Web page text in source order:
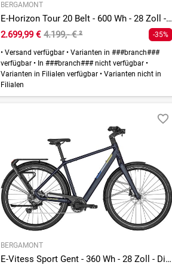
BERGAMONT
E-Horizon Tour 20 Belt - 600 Wh - 28 Zoll - Diamant
2.699,99 € 4.199,- €² -35%
• Versand verfügbar• Varianten in ###branch###
verfügbar• In ###branch### nicht verfügbar•
Varianten in Filialen verfügbar• Varianten nicht in
Filialen
BERGAMONT
E-Vitess Sport Gent - 360 Wh - 28 Zoll - Diamant